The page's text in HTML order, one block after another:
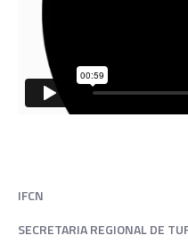
IFCN
SECRETARIA REGIONAL DE